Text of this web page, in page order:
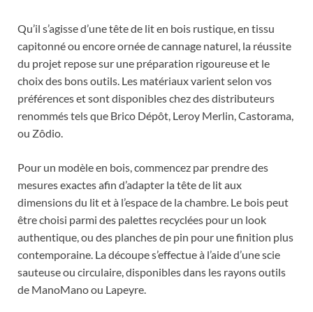
Qu’il s’agisse d’une tête de lit en bois rustique, en tissu
capitonné ou encore ornée de cannage naturel, la réussite
du projet repose sur une préparation rigoureuse et le
choix des bons outils. Les matériaux varient selon vos
préférences et sont disponibles chez des distributeurs
renommés tels que Brico Dépôt, Leroy Merlin, Castorama,
ou Zôdio.
Pour un modèle en bois, commencez par prendre des
mesures exactes afin d’adapter la tête de lit aux
dimensions du lit et à l’espace de la chambre. Le bois peut
être choisi parmi des palettes recyclées pour un look
authentique, ou des planches de pin pour une finition plus
contemporaine. La découpe s’effectue à l’aide d’une scie
sauteuse ou circulaire, disponibles dans les rayons outils
de ManoMano ou Lapeyre.